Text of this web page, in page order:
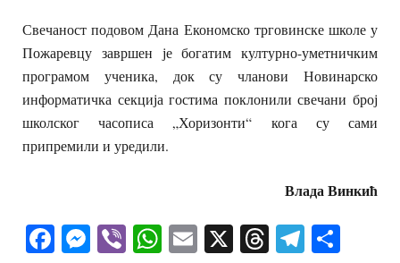
Свечаност подовом Дана Економско трговинске школе у
Пожаревцу завршен је богатим културно-уметничким
програмом ученика, док су чланови Новинарско
информатичка секција гостима поклонили свечани број
школског часописа „Хоризонти“ кога су сами
припремили и уредили.
Влада Винкић
Facebook
Messenger
ViberWhatsApp
Email
X Threads